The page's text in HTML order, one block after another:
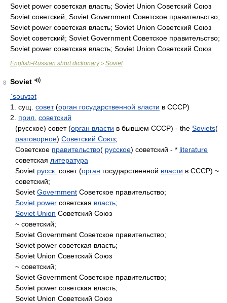
Soviet power советская власть; Soviet Union Советский Союз
Soviet советский; Soviet Government Советское правительство;
Soviet power советская власть; Soviet Union Советский Союз
Soviet советский; Soviet Government Советское правительство;
Soviet power советская власть; Soviet Union Советский Союз
English-Russian short dictionary> Soviet
8
Soviet
ˈsəuvɪət
1. сущ. совет(орган государственной власти в СССР)
2. прил. советский
(русское) совет (орган власти в бывшем СССР) - the Soviets(
разговорное) Советский Союз;
Советское правительство( русское) советский - * literature
советская литература
Soviet русск. совет (орган государственной власти в СССР) ~
советский;
Soviet Government Советское правительство;
Soviet power советская власть;
Soviet Union Советский Союз
~ советский;
Soviet Government Советское правительство;
Soviet power советская власть;
Soviet Union Советский Союз
~ советский;
Soviet Government Советское правительство;
Soviet power советская власть;
Soviet Union Советский Союз